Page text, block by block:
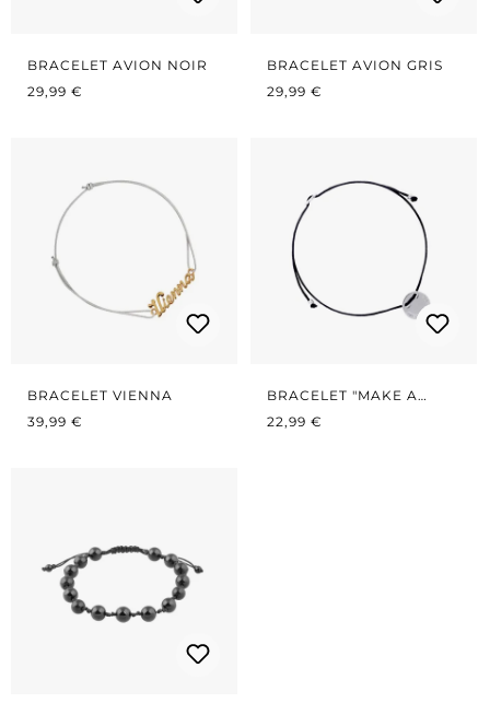
BRACELET AVION NOIR
PRIX RÉGULIER :
29,99 €
BRACELET AVION GRIS
PRIX RÉGULIER :
29,99 €
BRACELET VIENNA
PRIX RÉGULIER :
39,99 €
BRACELET "MAKE A
WISH" NOIR
PRIX RÉGULIER :
22,99 €